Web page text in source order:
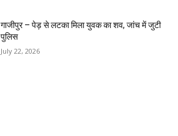
गाजीपुर – पेड़ से लटका मिला युवक का शव, जांच में जुटी
पुलिस
July 22, 2026